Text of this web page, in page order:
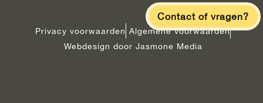
Contact of vragen?
Privacy voorwaarden Algemene voorwaarden
Webdesign door Jasmone Media